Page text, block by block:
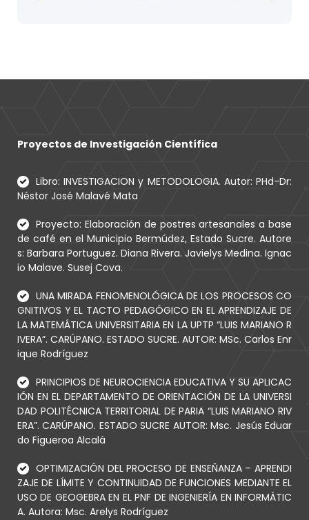
Proyectos de Investigación Científica
Libro: INVESTIGACION y METODOLOGIA. Autor: PHd-Dr:
Néstor José Malavé Mata
Proyecto: Elaboración de postres artesanales a base
de café en el Municipio Bermúdez, Estado Sucre. Autore
s: Barbara Portuguez. Diana Rivera. Javielys Medina. Ignac
io Malave. Susej Cova.
UNA MIRADA FENOMENOLÓGICA DE LOS PROCESOS CO
GNITIVOS Y EL TACTO PEDAGÓGICO EN EL APRENDIZAJE DE
LA MATEMÁTICA UNIVERSITARIA EN LA UPTP “LUIS MARIANO R
IVERA”. CARÚPANO. ESTADO SUCRE. AUTOR: MSc. Carlos Enr
ique Rodríguez
PRINCIPIOS DE NEUROCIENCIA EDUCATIVA Y SU APLICAC
IÓN EN EL DEPARTAMENTO DE ORIENTACIÓN DE LA UNIVERSI
DAD POLITÉCNICA TERRITORIAL DE PARIA “LUIS MARIANO RIV
ERA”. CARÚPANO. ESTADO SUCRE AUTOR: Msc. Jesús Eduar
do Figueroa Alcalá
OPTIMIZACIÓN DEL PROCESO DE ENSEÑANZA – APRENDI
ZAJE DE LÍMITE Y CONTINUIDAD DE FUNCIONES MEDIANTE EL
USO DE GEOGEBRA EN EL PNF DE INGENIERÍA EN INFORMÁTIC
A. Autora: Msc. Arelys Rodríguez